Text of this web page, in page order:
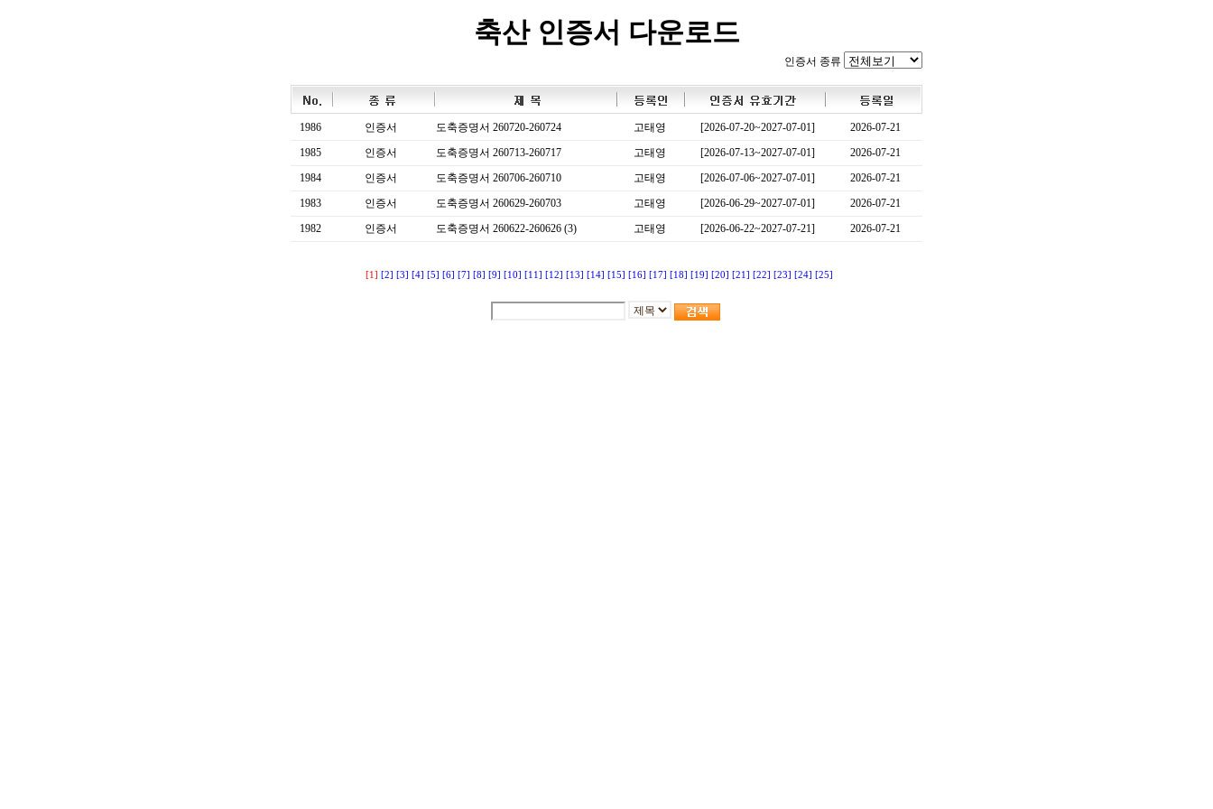
축산 인증서 다운로드
인증서 종류
1986 인증서 도축증명서 260720-260724 고태영 [2026-07-20~2027-07-01]
2026-07-21
1985
인증서 도축증명서 260713-260717 고태영 [2026-07-13~2027-07-01]
2026-07-21
1984
인증서 도축증명서 260706-260710 고태영 [2026-07-06~2027-07-01]
2026-07-21
1983
인증서 도축증명서 260629-260703 고태영 [2026-06-29~2027-07-01]
2026-07-21
1982
인증서 도축증명서 260622-260626 (3) 고태영 [2026-06-22~2027-07-21] 2026-07-21
[1] [2] [3] [4] [5] [6] [7] [8] [9] [10] [11] [12] [13] [14] [15] [16] [17] [18] [19] [20] [21] [22] [23] [24] [25]